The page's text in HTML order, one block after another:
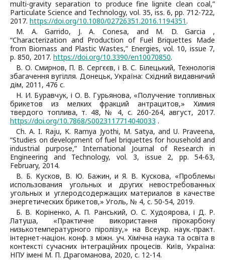
multi-gravity separation to produce fine lignite clean coal,”
Particulate Science and Technology, vol. 35, iss. 6, pр. 712-722,
2017. https://doi.org/10.1080/02726351.2016.1194351.
M. A. Garrido, J. A. Conesa, and M. D. Garcia ,
“Characterization and Production of Fuel Briquettes Made
from Biomass and Plastic Wastes,” Energies, vol. 10, issue 7,
р. 850, 2017. https://doi.org/10.3390/en10070850.
В. О. Смирнов, П. В. Сергєєв, і В. С. Білецький, Технологія
збагачення вугілля. Донецьк, Україна: Східний видавничий
дім, 2011, 476 с.
Н. И. Буравчук, і О. В. Гурьянова, «Получение топливных
брикетов из мелких фракций антрацитов,» Химия
твердого топлива, т. 48, № 4, с. 260-264, август, 2017.
https://doi.org/10.7868/S0023117714040033 .
Ch. A. I. Raju, K. Ramya Jyothi, M. Satya, and U. Praveena,
“Studies on development of fuel briquettes for household and
industrial purpose,” International Journal of Research in
Engineering and Technology, vol. 3, issue 2, pр. 54-63,
February, 2014.
В. Б. Кусков, В. Ю. Бажин, и Я. В. Кускова, «Проблемы
использования угольных и других невостребованных
угольных и углеродсодержащих материалов в качестве
энергетических брикетов,» Уголь, № 4, с. 50-54, 2019.
Б. В. Коріненко, А. П. Ранський, О. С. Худоярова, і Д. Р.
Латуша, «Практичне використання пірокарбону
низькотемпературного піролізу,» на Всеукр. наук.-практ.
інтернет-націон. конф. з міжн. уч. Хімічна наука та освіта в
контексті сучасних інтеграційних процесів. Київ, Україна:
НПУ імені М. П. Драгоманова, 2020, с. 12-14.